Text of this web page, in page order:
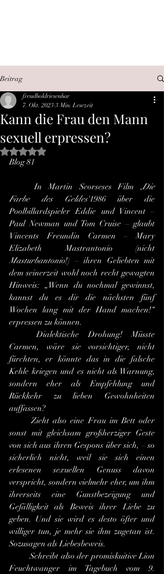
Beitrag
Kann die Frau den Mann
sexuell erpressen?
freudholdriesenhar
7. Okt. 2023 3 Min. Lesezeit
Mit NaN von 5 Sternen bewertet.
Blog 81
	In Martin Scorseses Film ,
Die
Farbe des Geldes'1986 über die
Poolbillardspieler Eddie und Vincent –
Paul Newman und Tom Cruise – glaubt
Vincents Freundin Carmen – Mary
Masturbantonio!) – ihren Geliebten mit
dem seinerzeit wohl noch recht gewagten
Hinweis: „Wenn du nochmal gewinnst,
kannst du es dir die nächsten fünf
Wochen lang mit der Hand machen!“
erpressen zu können.
	Dialektische Drohung! Müsste
Carmen, wäre sie vorsichtiger, nicht
fürchten, er könnte das in die falsche
Kehle kriegen und es nicht als Warnung,
sondern eher als Empfehlung und
Rückkehr zu lieben Gewohnheiten
auffassen?
	Zieht also eine Frau im Bett oder
sonst mit gleichsam großherziger Geste
von sich aus ihren Gespons über sich, – so
sicherlich nicht, weil sie sich einen
erlesenen sexuellen Genuss davon
verspricht, sondern vielmehr eher, um ihm
ihrerseits eine Gunstbezeigung und
Gefälligkeit als Beweis ihrer Liebe zu
geben. Und sie wird es desto öfter und
williger tun, je mehr sie ihm zugetan ist.
Sozusagen als Liebesbeweis.
	Schreibt also der promiskuitive Lion
Feuchtwanger im Tagebuch vom 9.